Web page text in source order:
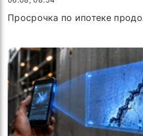
Просрочка по ипотеке